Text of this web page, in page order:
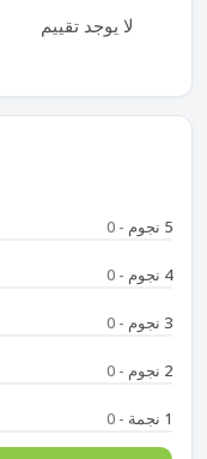
لا يوجد تقييم
5 نجوم - 0
4 نجوم - 0
3 نجوم - 0
2 نجوم - 0
1 نجمة - 0